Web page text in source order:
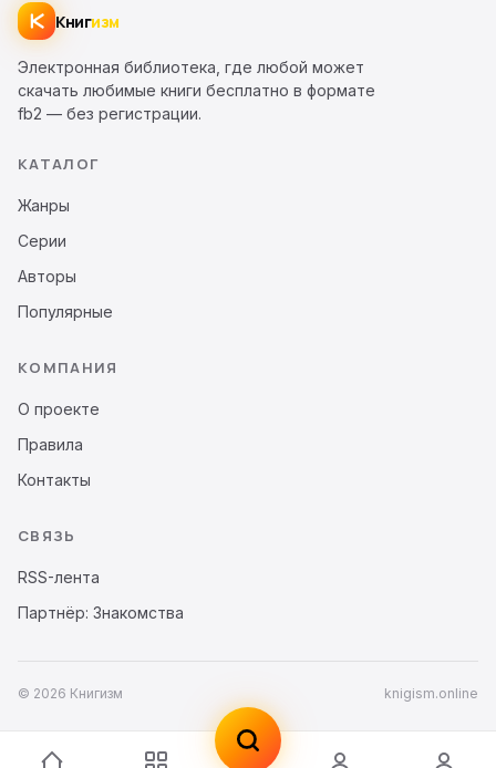
Книгизм
Электронная библиотека, где любой может
скачать любимые книги бесплатно в формате
fb2 — без регистрации.
КАТАЛОГ
Жанры
Серии
Авторы
Популярные
КОМПАНИЯ
О проекте
Правила
Контакты
СВЯЗЬ
RSS-лента
Партнёр: Знакомства
© 2026 Книгизм knigism.online